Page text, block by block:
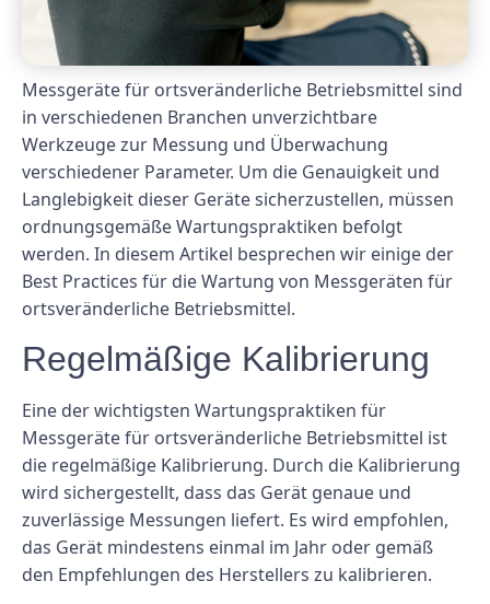
Messgeräte für ortsveränderliche Betriebsmittel sind
in verschiedenen Branchen unverzichtbare
Werkzeuge zur Messung und Überwachung
verschiedener Parameter. Um die Genauigkeit und
Langlebigkeit dieser Geräte sicherzustellen, müssen
ordnungsgemäße Wartungspraktiken befolgt
werden. In diesem Artikel besprechen wir einige der
Best Practices für die Wartung von Messgeräten für
ortsveränderliche Betriebsmittel.
Regelmäßige Kalibrierung
Eine der wichtigsten Wartungspraktiken für
Messgeräte für ortsveränderliche Betriebsmittel ist
die regelmäßige Kalibrierung. Durch die Kalibrierung
wird sichergestellt, dass das Gerät genaue und
zuverlässige Messungen liefert. Es wird empfohlen,
das Gerät mindestens einmal im Jahr oder gemäß
den Empfehlungen des Herstellers zu kalibrieren.